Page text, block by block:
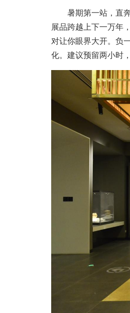
暑期第一站，直奔
展品跨越上下一万年
对让你眼界大开。负
化。建议预留两小时